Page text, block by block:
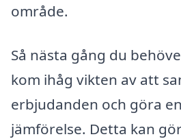
område.
Så nästa gång du
kom ihåg vikten av att
erbjudanden och göra
jämförelse. Detta kan